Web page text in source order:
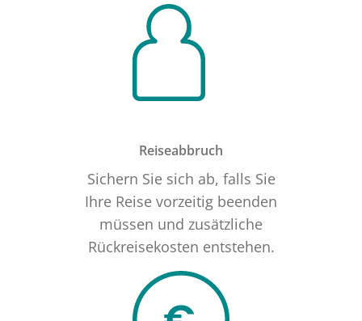
Reiseabbruch
Sichern Sie sich ab, falls Sie
Ihre Reise vorzeitig beenden
müssen und zusätzliche
Rückreisekosten entstehen.